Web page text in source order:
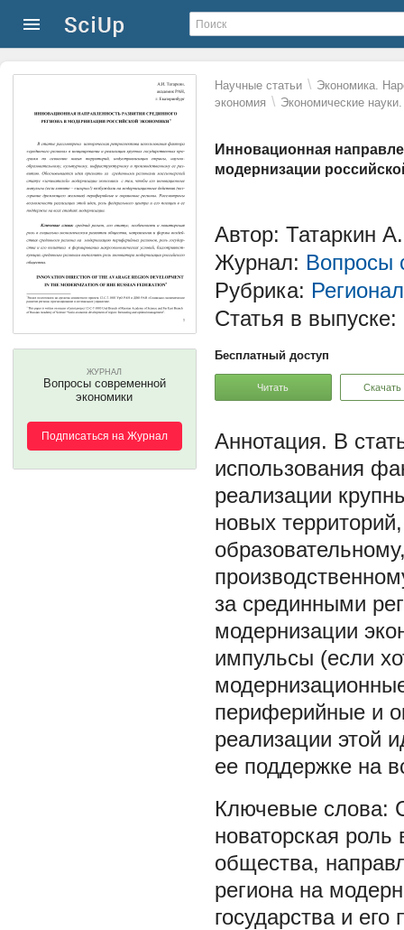
Научные статьи \ Экономика.
экономия \ Экономические
Инновационная
модернизации
ЖУРНАЛ
Вопросы современной
экономики
Подписаться на Журнал
Автор: Татаркин
Журнал: Вопросы
Рубрика:
Статья в выпуске:
Бесплатный доступ
Читать Скачать
В
использования
реализации
новых
за срединными
модернизации
импульсы (если
периферийные и
реализации этой
ее поддержке на
новаторская
общества,
региона на
государства и